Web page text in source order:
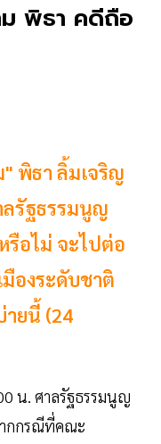
ม พิธา คดีถือ
พิธา ลิ้มเจริญ
ลรัฐธรรมนูญ
อไม่ จะไปต่อ
มืองระดับชาติ
ยนี้ (24
น. ศาลรัฐธรรมนูญ
กกรณีที่คณะ